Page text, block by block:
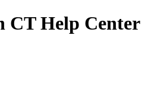
CT Help Center